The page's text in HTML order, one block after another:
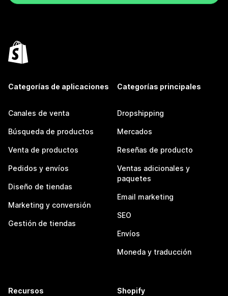
Categorías de aplicaciones
Canales de venta
Búsqueda de productos
Venta de productos
Pedidos y envíos
Diseño de tiendas
Marketing y conversión
Gestión de tiendas
Categorías principales
Dropshipping
Mercados
Reseñas de producto
Ventas adicionales y
paquetes
Email marketing
SEO
Envíos
Moneda y traducción
Recursos Shopify